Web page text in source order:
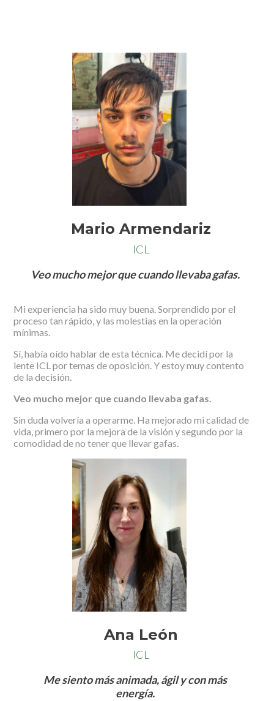
Mario Armendariz
ICL
Veo mucho mejor que cuando llevaba gafas.
Mi experiencia ha sido muy buena. Sorprendido por el
proceso tan rápido, y las molestias en la operación
mínimas.
Sí, había oído hablar de esta técnica. Me decidí por la
lente ICL por temas de oposición. Y estoy muy contento
de la decisión.
Veo mucho mejor que cuando llevaba gafas.
Sin duda volvería a operarme. Ha mejorado mi calidad de
vida, primero por la mejora de la visión y segundo por la
comodidad de no tener que llevar gafas.
Ana León
ICL
Me siento más animada, ágil y con más
energía.